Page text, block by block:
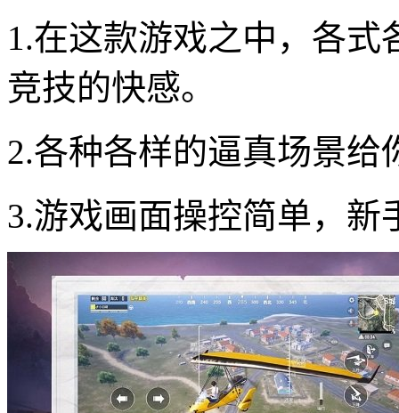
1.在这款游戏之中，各
竞技的快感。
2.各种各样的逼真场景给
3.游戏画面操控简单，新